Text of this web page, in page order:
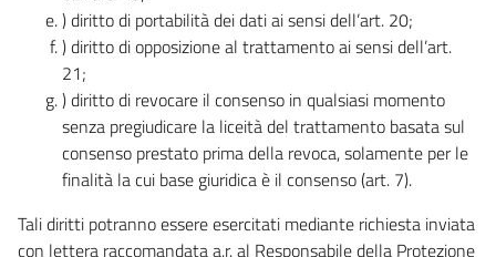
) diritto di portabilità dei dati ai sensi dell’art. 20;
) diritto di opposizione al trattamento ai sensi dell’art.
21;
) diritto di revocare il consenso in qualsiasi momento
senza pregiudicare la liceità del trattamento basata sul
consenso prestato prima della revoca, solamente per le
finalità la cui base giuridica è il consenso (art. 7).
Tali diritti potranno essere esercitati mediante richiesta inviata
con lettera raccomandata a.r. al Responsabile della Protezione